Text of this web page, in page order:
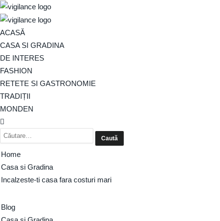
ACASĂ
CASA SI GRADINA
DE INTERES
FASHION
RETETE SI GASTRONOMIE
TRADIȚII
MONDEN
Home
Casa si Gradina
Incalzeste-ti casa fara costuri mari
Blog